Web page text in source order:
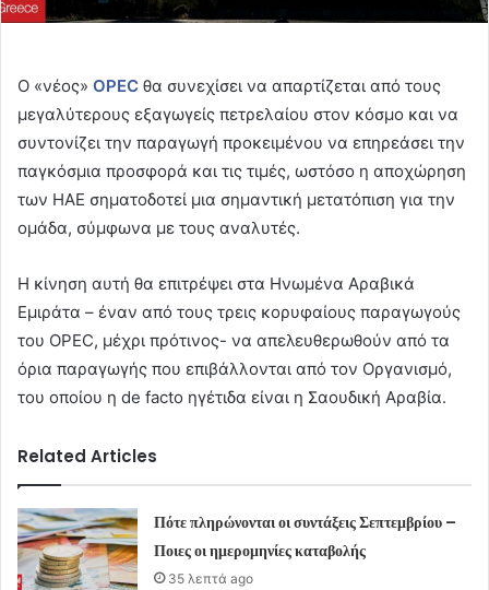
Ο «νέος» OPEC θα συνεχίσει να απαρτίζεται από τους
μεγαλύτερους εξαγωγείς πετρελαίου στον κόσμο και να
συντονίζει την παραγωγή προκειμένου να επηρεάσει την
παγκόσμια προσφορά και τις τιμές, ωστόσο η αποχώρηση
των ΗΑΕ σηματοδοτεί μια σημαντική μετατόπιση για την
ομάδα, σύμφωνα με τους αναλυτές.
Η κίνηση αυτή θα επιτρέψει στα Ηνωμένα Αραβικά
Εμιράτα – έναν από τους τρεις κορυφαίους παραγωγούς
του OPEC, μέχρι πρότινος- να απελευθερωθούν από τα
όρια παραγωγής που επιβάλλονται από τον Οργανισμό,
του οποίου η de facto ηγέτιδα είναι η Σαουδική Αραβία.
Related Articles
Πότε πληρώνονται οι συντάξεις Σεπτεμβρίου –
Ποιες οι ημερομηνίες καταβολής
35 λεπτά ago